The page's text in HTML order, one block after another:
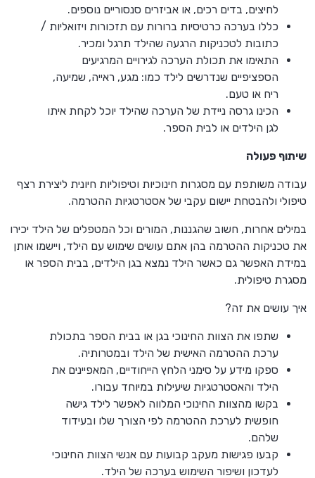
לחיצים, בדים רכים, או אביזרים סנסוריים נוספים.
כללו בערכה כרטיסיות ברורות עם תזכורות ויזואליות /
כתובות לטכניקות הרגעה שהילד תרגל ומכיר.
התאימו את תכולת הערכה לגירויים המרגיעים
הספציפיים שנדרשים לילד כמו: מגע, ראייה, שמיעה,
ריח או טעם.
הכינו גרסה ניידת של הערכה שהילד יוכל לקחת איתו
לגן הילדים או לבית הספר.
שיתוף פעולה
עבודה משותפת עם מסגרות חינוכיות וטיפוליות חיונית ליצירת רצף
טיפולי ולהבטחת יישום עקבי של אסטרטגיות ההטרמה.
במילים אחרות, חשוב שהגננות, המורים וכל המטפלים של הילד יכירו
את טכניקות ההטרמה בהן אתם עושים שימוש עם הילד, ויישמו אותן
במידת האפשר גם כאשר הילד נמצא בגן הילדים, בבית הספר או
מסגרת טיפולית.
איך עושים את זה?
שתפו את הצוות החינוכי בגן או בבית הספר בתכולת
ערכת ההטרמה האישית של הילד ובמטרותיה.
ספקו מידע על סימני הלחץ הייחודיים, המאפיינים את
הילד והאסטרטגיות שיעילות במיוחד עבורו.
בקשו מהצוות החינוכי המלווה לאפשר לילד גישה
חופשית לערכת ההטרמה לפי הצורך שלו ובעידוד
שלהם.
קבעו פגישות מעקב קבועות עם אנשי הצוות החינוכי
לעדכון ושיפור השימוש בערכה של הילד.